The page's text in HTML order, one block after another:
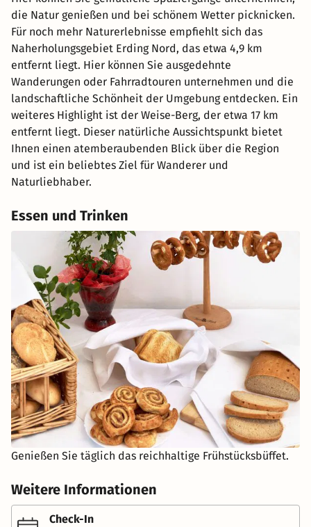
die Natur genießen und bei schönem Wetter picknicken.
Für noch mehr Naturerlebnisse empfiehlt sich das
Naherholungsgebiet Erding Nord, das etwa 4,9 km
entfernt liegt. Hier können Sie ausgedehnte
Wanderungen oder Fahrradtouren unternehmen und die
landschaftliche Schönheit der Umgebung entdecken. Ein
weiteres Highlight ist der Weise-Berg, der etwa 17 km
entfernt liegt. Dieser natürliche Aussichtspunkt bietet
Ihnen einen atemberaubenden Blick über die Region
und ist ein beliebtes Ziel für Wanderer und
Naturliebhaber.
Essen und Trinken
Genießen Sie täglich das reichhaltige Frühstücksbüffet.
Weitere Informationen
Check-In